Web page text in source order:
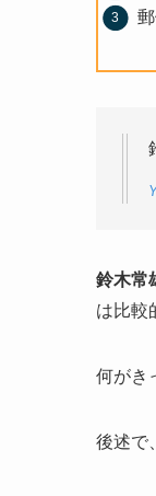
鈴木常
は比較
何がき
後述で、